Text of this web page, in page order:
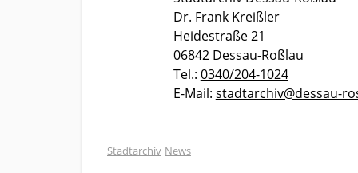
Dr. Frank Kreißler
Heidestraße 21
06842 Dessau-Roßlau
Tel.: 0340/204-1024
E-Mail: stadtarchiv@dessau-
Stadtarchiv News